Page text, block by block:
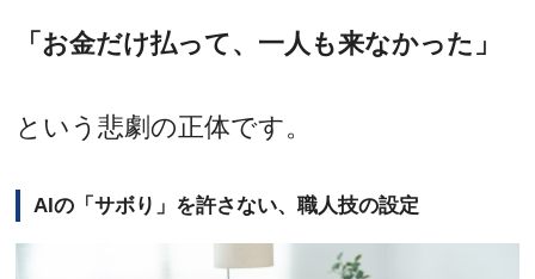
「お金だけ払って、一人も来なかった」
という悲劇の正体です。
AIの「サボり」を許さない、職人技の設定